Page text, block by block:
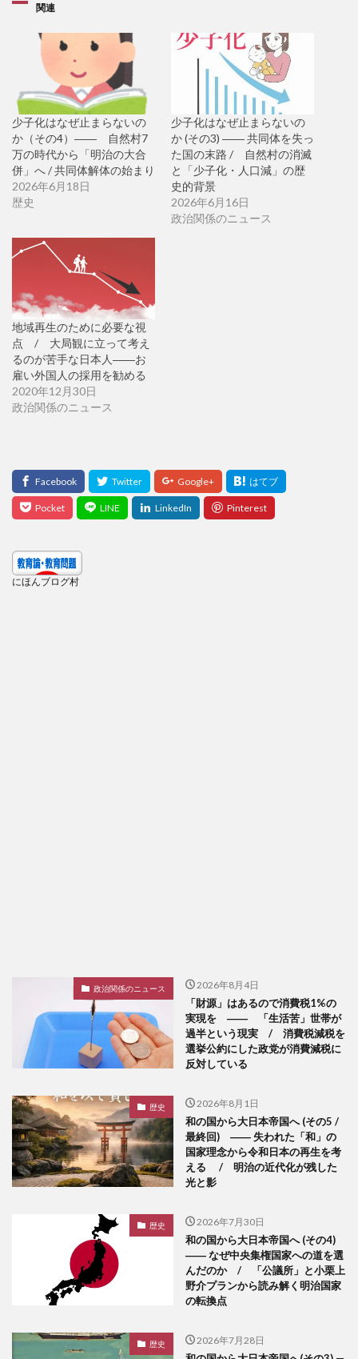
関連
少子化はなぜ止まらないの
か（その4）―― 自然村7
万の時代から「明治の大合
併」へ / 共同体解体の始まり
2026年6月18日
歴史
少子化はなぜ止まらないの
か (その3) ―― 共同体を失っ
た国の末路 / 自然村の消滅
と「少子化・人口減」の歴
史的背景
2026年6月16日
政治関係のニュース
地域再生のために必要な視
点 / 大局観に立って考え
るのが苦手な日本人――お
雇い外国人の採用を勧める
2020年12月30日
政治関係のニュース
にほんブログ村
政治関係のニュース 2026年8月4日
「財源」はあるので消費税1%の
実現を ―― 「生活苦」世帯が
過半という現実 / 消費税減税を
選挙公約にした政党が消費減税に
反対している
歴史 2026年8月1日
和の国から大日本帝国へ (その5 /
最終回) ―― 失われた「和」の
国家理念から令和日本の再生を考
える / 明治の近代化が残した
光と影
歴史 2026年7月30日
和の国から大日本帝国へ (その4)
―― なぜ中央集権国家への道を選
んだのか / 「公議所」と小栗上
野介プランから読み解く明治国家
の転換点
歴史 2026年7月28日